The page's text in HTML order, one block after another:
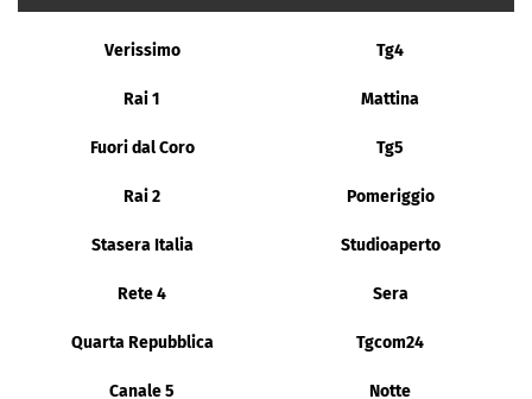
Verissimo Tg4
Rai 1 Mattina
Fuori dal Coro Tg5
Rai 2 Pomeriggio
Stasera Italia Studioaperto
Rete 4 Sera
Quarta Repubblica Tgcom24
Canale 5 Notte